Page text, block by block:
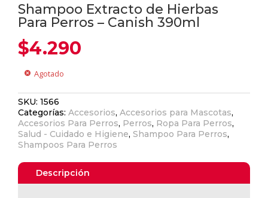
Shampoo Extracto de Hierbas
Para Perros – Canish 390ml
$4.290
cancel Agotado
SKU:1566
Categorías:Accesorios,Accesorios para Mascotas,
Accesorios Para Perros, Perros, Ropa Para Perros,
Salud - Cuidado e Higiene,Shampoo Para Perros,
Shampoos Para Perros
Descripción